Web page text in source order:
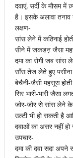
दवाएं, सर्दी के मौसम में
है। इसके अलावा तनाव
लक्षण-
सांस लेने में कठिनाई
सीने में जकडऩ जैसा
दमा का रोगी जब सांस
साँस तेज लेते हुए
बेचैनी-जैसी महसूस
सिर भारी-भारी जैसा
जोर-जोर से सांस लेने के
उल्टी भी हो सकती है
दवाओं का असर नहीं हो
उपचार-
दमा की दवा सदा अपने